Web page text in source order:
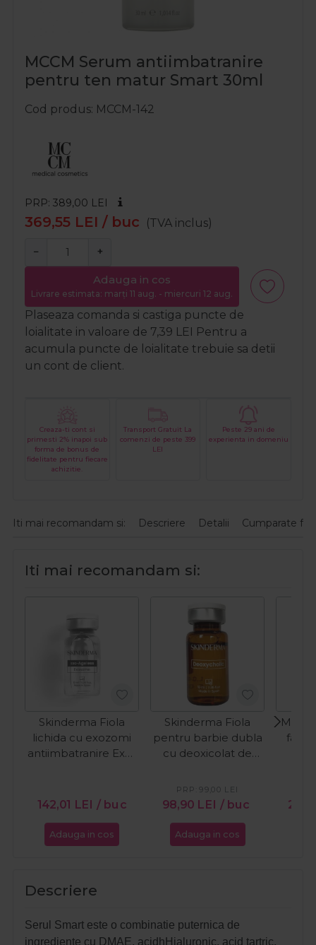
MCCM Serum antiimbatranire
pentru ten matur Smart 30ml
Cod produs MCCM-142
PRP: 389,00 LEI
369,55 LEI / buc (TVA inclus)
− +
Adauga in cos
Livrare estimata: marți 11 aug. - miercuri 12 aug.
Plaseaza comanda si castiga puncte de
loialitate in valoare de 7,39 LEI Pentru a
acumula puncte de loialitate trebuie sa detii
un cont de client.
Creaza-ti cont si
primesti 2% inapoi sub
forma de bonus de
fidelitate pentru fiecare
achizitie.
Transport Gratuit La
comenzi de peste 399
LEI
Peste 29 ani de
experienta in domeniu
Iti mai recomandam si: Descriere Detalii Cumparate
Iti mai recomandam si:
Skinderma Fiola
lichida cu exozomi
antiimbatranire Exo-
142,01 LEI / buc
Adauga in cos
Skinderma Fiola
pentru barbie dubla
cu deoxicolat de
Deoxycholic 10ml
98,90 LEI / buc
PRP:99,00 LEI
Adauga in cos
fata
Descriere
Serul Smart este o combinatie puternica de
ingrediente cu DMAE, acidhHialuronic, acid tartric,